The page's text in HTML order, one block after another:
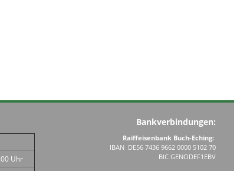
Uhr
Bankverbindungen:
Raiffeisenbank Buch-Eching:
IBAN DE56 7436 9662 0000 5102 70
BIC GENODEF1EBV